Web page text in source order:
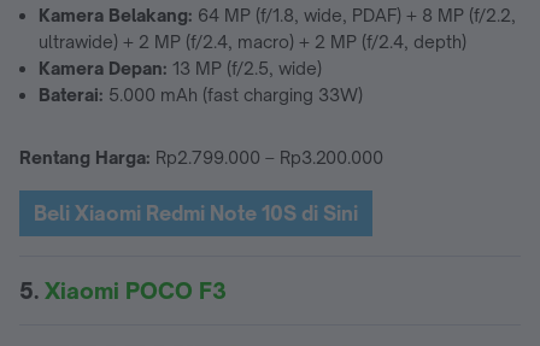
Kamera Belakang: 64 MP (f/1.8, wide, PDAF) + 8 MP (f/2.2,
ultrawide) + 2 MP (f/2.4, macro) + 2 MP (f/2.4, depth)
Kamera Depan: 13 MP (f/2.5, wide)
Baterai: 5.000 mAh (fast charging 33W)
Rentang Harga: Rp2.799.000 – Rp3.200.000
Beli Xiaomi Redmi Note 10S di Sini
5. Xiaomi POCO F3